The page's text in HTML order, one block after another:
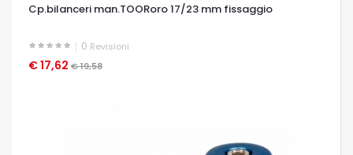
Cp.bilanceri man.TOORoro 17/23 mm fissaggio
0 Revisioni
€ 17,62 € 19,58
OCCHIATA VELOCE